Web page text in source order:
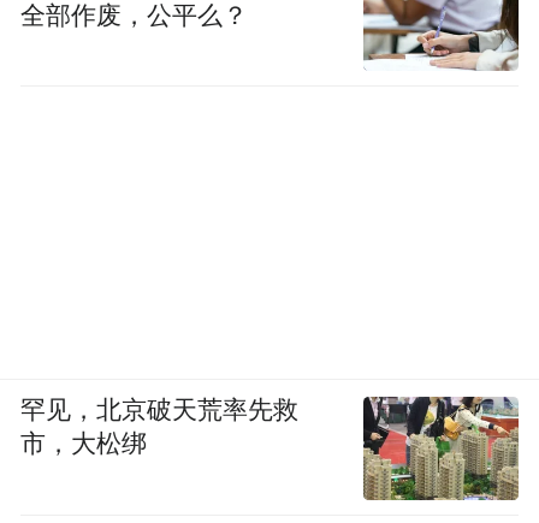
全部作废，公平么？
罕见，北京破天荒率先救
市，大松绑